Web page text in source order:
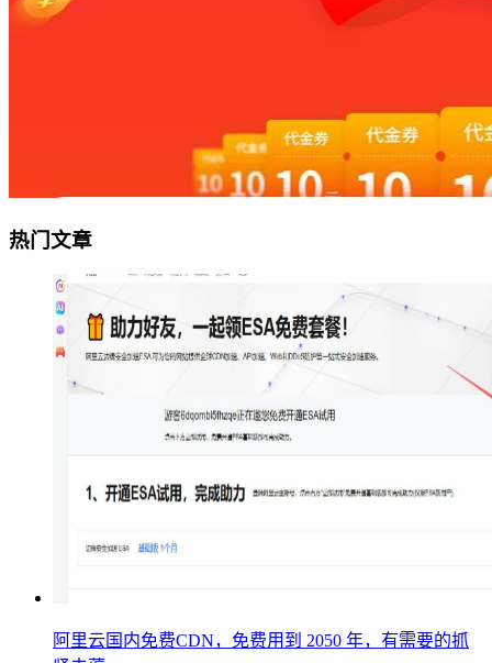
热门文章
阿里云国内免费CDN，免费用到 2050 年，有需要的抓